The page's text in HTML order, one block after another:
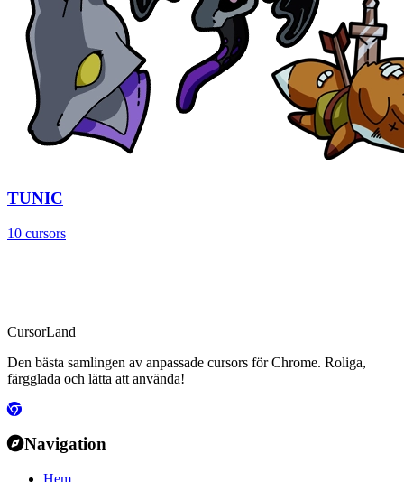
TUNIC
10 cursors
CursorLand
Den bästa samlingen av anpassade cursors för Chrome. Roliga,
färgglada och lätta att använda!
Navigation